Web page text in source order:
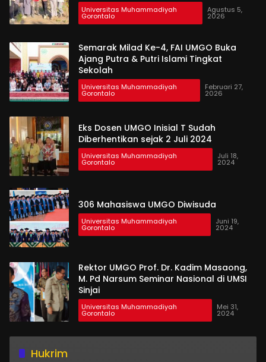
Universitas Muhammadiyah
Gorontalo
Agustus 5,
2026
Semarak Milad Ke-4, FAI UMGO Buka
Ajang Putra & Putri Islami Tingkat
Sekolah
Universitas Muhammadiyah
Gorontalo
Februari 27,
2026
Eks Dosen UMGO Inisial T Sudah
Diberhentikan sejak 2 Juli 2024
Universitas Muhammadiyah
Gorontalo
Juli 18,
2024
306 Mahasiswa UMGO Diwisuda
Universitas Muhammadiyah
Gorontalo
Juni 19,
2024
Rektor UMGO Prof. Dr. Kadim Masaong,
M. Pd Narsum Seminar Nasional di UMSI
Sinjai
Universitas Muhammadiyah
Gorontalo
Mei 31,
2024
Hukrim